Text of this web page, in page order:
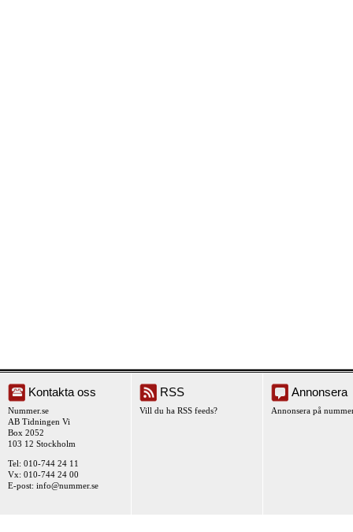
Kontakta oss
Nummer.se
AB Tidningen Vi
Box 2052
103 12 Stockholm
Tel: 010-744 24 11
Vx: 010-744 24 00
E-post: info@nummer.se
RSS
Vill du ha RSS feeds?
Annonsera
Annonsera på